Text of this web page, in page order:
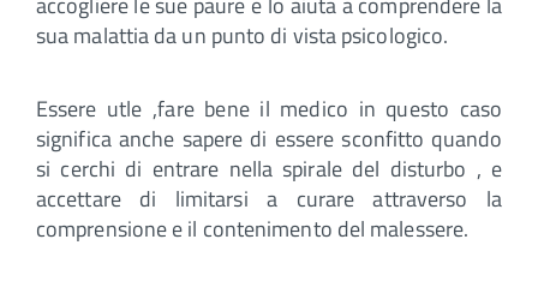
sua malattia da un punto di vista psicologico.
Essere utle ,fare bene il medico in questo caso
significa anche sapere di essere sconfitto quando
si cerchi di entrare nella spirale del disturbo , e
accettare di limitarsi a curare attraverso la
comprensione e il contenimento del malessere.